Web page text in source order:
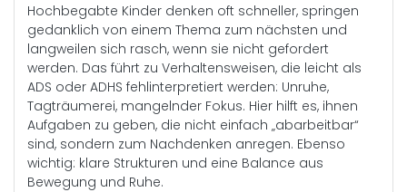
Hochbegabte Kinder denken oft schneller, springen
gedanklich von einem Thema zum nächsten und
langweilen sich rasch, wenn sie nicht gefordert
werden. Das führt zu Verhaltensweisen, die leicht als
ADS oder ADHS fehlinterpretiert werden: Unruhe,
Tagträumerei, mangelnder Fokus. Hier hilft es, ihnen
Aufgaben zu geben, die nicht einfach „abarbeitbar“
sind, sondern zum Nachdenken anregen. Ebenso
wichtig: klare Strukturen und eine Balance aus
Bewegung und Ruhe.